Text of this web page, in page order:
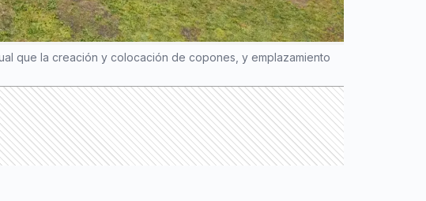
que la creación y colocación de copones, y emplazamiento